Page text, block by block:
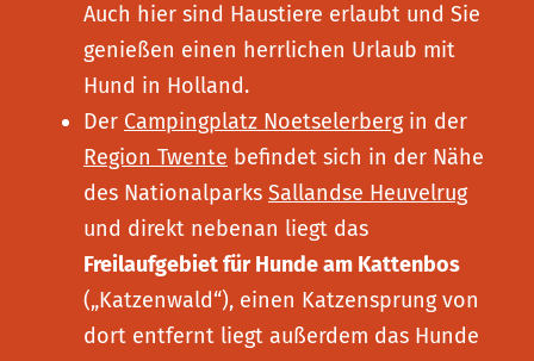
Auch hier sind Haustiere erlaubt und Sie
genießen einen herrlichen Urlaub mit
Hund in Holland.
Der Campingplatz Noetselerbergin der
Region Twente befindet sich in der Nähe
des Nationalparks Sallandse Heuvelrug
und direkt nebenan liegt das
Freilaufgebiet für Hunde am Kattenbos
(„Katzenwald“), einen Katzensprung von
dort entfernt liegt außerdem das Hunde